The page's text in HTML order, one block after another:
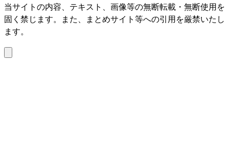
当サイトの内容、テキスト、画像等の無断転載・無断使用を
固く禁じます。また、まとめサイト等への引用を厳禁いたし
ます。